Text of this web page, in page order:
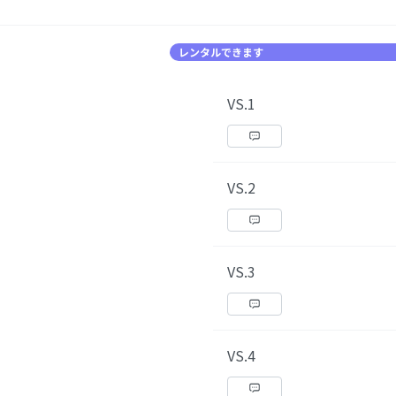
レンタルできます
VS.1
VS.2
VS.3
VS.4